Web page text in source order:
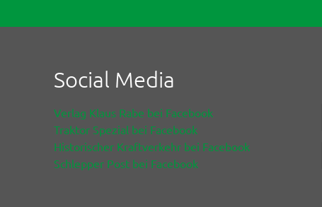
Social Media
Verlag Klaus Rabe bei Facebook
Traktor Spezial bei Facebook
Historischer Kraftverkehr bei Facebook
Schlepper Post bei Facebook